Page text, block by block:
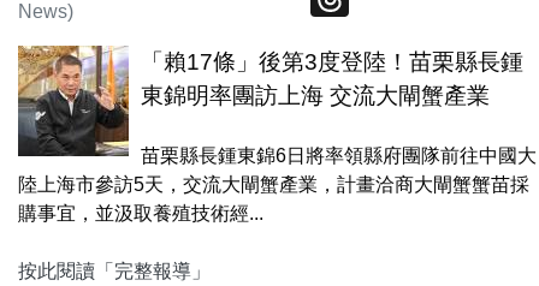
News)
「賴17條」後第3度登陸！苗栗縣長鍾
東錦明率團訪上海 交流大閘蟹產業
苗栗縣長鍾東錦6日將率領縣府團隊前往中國大
陸上海市參訪5天，交流大閘蟹產業，計畫洽商大閘蟹蟹苗採
購事宜，並汲取養殖技術經...
按此閱讀「完整報導」